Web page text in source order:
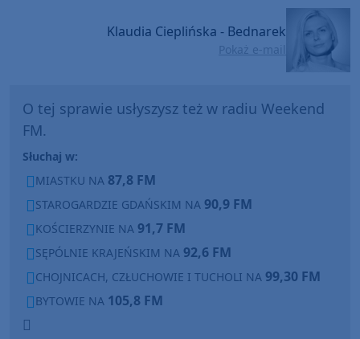
Klaudia Cieplińska - Bednarek
Pokaż e-mail
O tej sprawie usłyszysz też w radiu Weekend
FM.
Słuchaj w:
MIASTKU NA 87,8 FM
STAROGARDZIE GDAŃSKIM NA 90,9 FM
KOŚCIERZYNIE NA 91,7 FM
SĘPÓLNIE KRAJEŃSKIM NA 92,6 FM
CHOJNICACH, CZŁUCHOWIE I TUCHOLI NA 99,30 FM
BYTOWIE NA 105,8 FM